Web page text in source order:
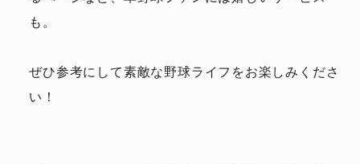
も。
ぜひ参考にして素敵な野球ライフをお楽しみくださ
い！